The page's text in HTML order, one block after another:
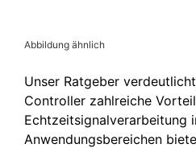
Abbildung ähnlich
Unser Ratgeber
Controller zahlreiche
Echtzeitsignalverarbeitung
Anwendungsbereichen